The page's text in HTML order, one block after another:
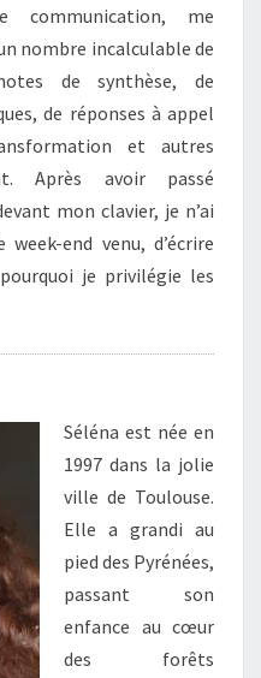
communication, me
nombre incalculable de
de synthèse, de
de réponses à appel
et autres
Après avoir passé
mon clavier, je n’ai
end venu, d’écrire
je privilégie les
Séléna est née en
1997 dans la jolie
ville de Toulouse.
Elle a grandi au
pied des Pyrénées,
passant son
enfance au cœur
des forêts